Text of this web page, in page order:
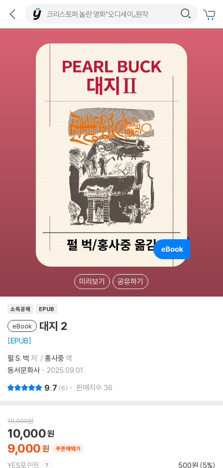
미리보기 공유하기
소득공제 EPUB
eBook 대지 2
EPUB
펄 S. 벅 저 홍사중 역
동서문화사
2025.09.01.
9.7 6 판매지수 36
10,000원
9,000
10,000
쿠폰혜택가
YES포인트 500원 (5%)